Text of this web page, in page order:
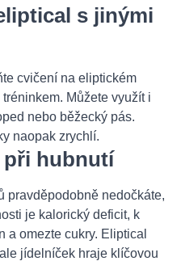
s jinými
cvičení na eliptickém
Můžete využít i
nebo běžecký pás.
naopak zrychlí.
při hubnutí
pravděpodobně nedočkáte,
je kalorický deficit, k
a omezte cukry. Eliptical
jídelníček hraje klíčovou